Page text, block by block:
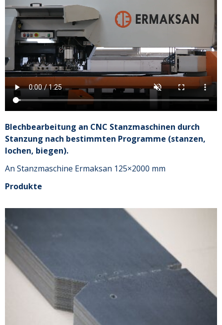
Blechbearbeitung an CNC Stanzmaschinen durch
Stanzung nach bestimmten Programme (stanzen,
lochen, biegen).
An Stanzmaschine Ermaksan 125×2000 mm
Produkte